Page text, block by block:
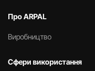
Про ARPAL
Виробництво
Сфери використання